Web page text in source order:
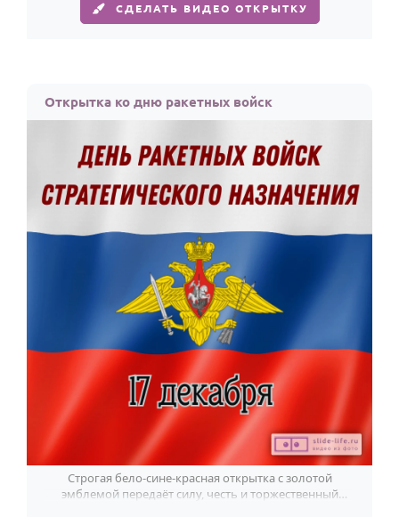
СДЕЛАТЬ ВИДЕО ОТКРЫТКУ
Открытка ко дню ракетных войск
Строгая бело-сине-красная открытка с золотой
эмблемой передаёт силу, честь и торжественный